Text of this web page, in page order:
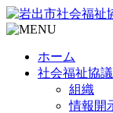
ホーム
社会福祉協
組織
情報開